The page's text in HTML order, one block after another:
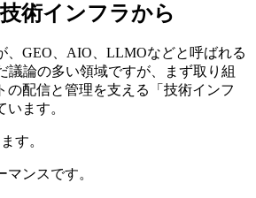
術インフラから
、GEO、AIO、LLMOなどと呼ばれる
議論の多い領域ですが、まず取り組
の配信と管理を支える「技術インフ
ます。
す。
ンスです。